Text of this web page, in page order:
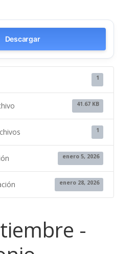
Descargar
1
41.67 KB
1
enero 5, 2026
enero 28, 2026
-